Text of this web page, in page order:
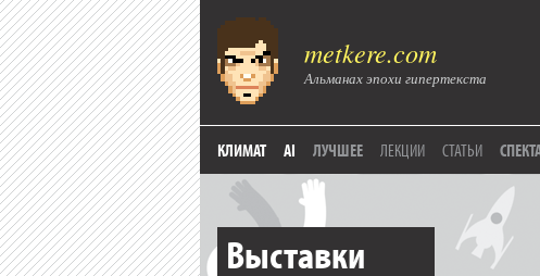
metkere.com
Альманах эпохи гипертекста
КЛИМАТ AI ЛУЧШЕЕ ЛЕКЦИИ СТАТЬИ
Выставки